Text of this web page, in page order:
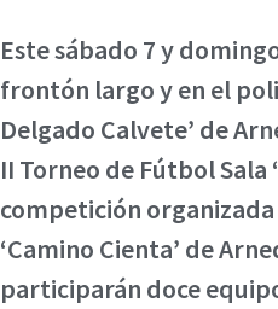
Este sábado 7 y
frontón largo y en el
Delgado Calvete’ de
II Torneo de Fútbol Sala
competición
‘Camino Cienta’ de
participarán doce